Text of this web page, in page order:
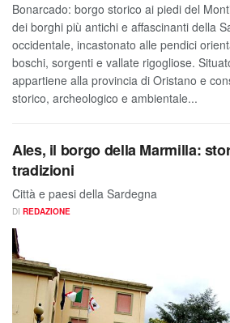
Bonarcado: borgo storico ai piedi del
dei borghi più antichi e affascinanti della
occidentale, incastonato alle pendici
boschi, sorgenti e vallate rigogliose.
appartiene alla provincia di Oristano e
storico, archeologico e ambientale...
Ales, il borgo della Marmilla:
tradizioni
Città e paesi della Sardegna
DI REDAZIONE